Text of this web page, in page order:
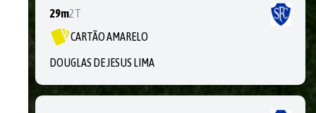
29m2T
CARTÃO AMARELO
DOUGLAS DE JESUS LIMA